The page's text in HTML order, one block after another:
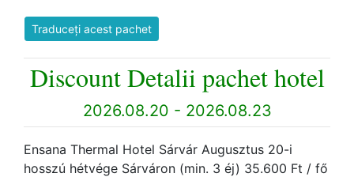
Traduceți acest pachet
Discount Detalii pachet hotel
2026.08.20 - 2026.08.23
Ensana Thermal Hotel Sárvár Augusztus 20-i
hosszú hétvége Sárváron (min. 3 éj) 35.600 Ft / fő